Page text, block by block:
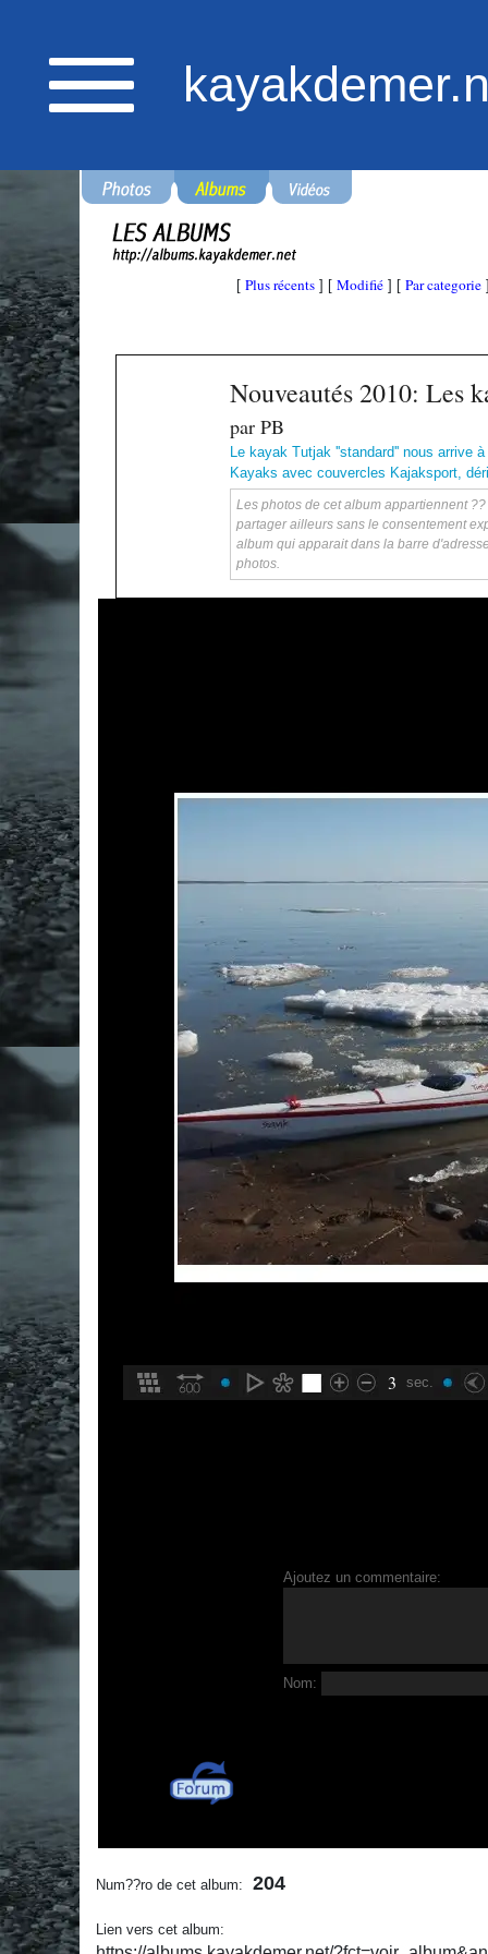
[ Plus récents ] [ Modifié ] [ Par categorie
Nouveautés 2010: Les
par PB
Le kayak Tutjak ''standard'' nous arrive
Kayaks avec couvercles Kajaksport,
Les photos de cet album appartiennent
partager ailleurs sans le consentement
album qui apparait dans la barre
photos.
3 sec.
Ajoutez un commentaire:
Nom:
Num??ro de cet album: 204
Lien vers cet album: